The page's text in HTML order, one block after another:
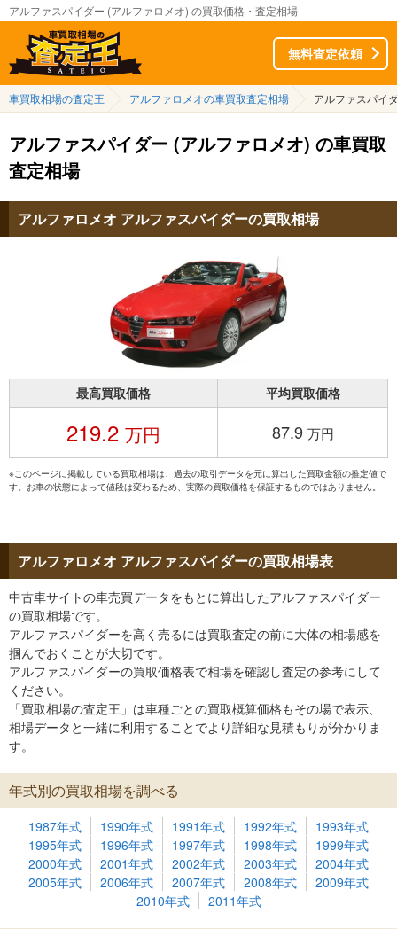
アルファスパイダー (アルファロメオ) の買取価格・査定相場
無料査定依頼
車買取相場の査定王 アルファロメオの車買取査定相場 アルファスパイ
アルファスパイダー (アルファロメオ) の車買取
査定相場
アルファロメオ アルファスパイダーの買取相場
最高買取価格 平均買取価格
219.2 万円 87.9 万円
※このページに掲載している買取相場は、過去の取引データを元に算出した買取金額の推定値で
す。お車の状態によって値段は変わるため、実際の買取価格を保証するものではありません。
アルファロメオ アルファスパイダーの買取相場表
中古車サイトの車売買データをもとに算出したアルファスパイダー
の買取相場です。
アルファスパイダーを高く売るには買取査定の前に大体の相場感を
掴んでおくことが大切です。
アルファスパイダーの買取価格表で相場を確認し査定の参考にして
ください。
「買取相場の査定王」は車種ごとの買取概算価格もその場で表示、
相場データと一緒に利用することでより詳細な見積もりが分かりま
す。
年式別の買取相場を調べる
1987年式 1990年式 1991年式 1992年式
1993年式
1995年式
1996年式 1997年式 1998年式
1999年式
2000年式
2001年式 2002年式 2003年式
2004年式
2005年式
2006年式 2007年式 2008年式
2009年式
2010年式
2011年式